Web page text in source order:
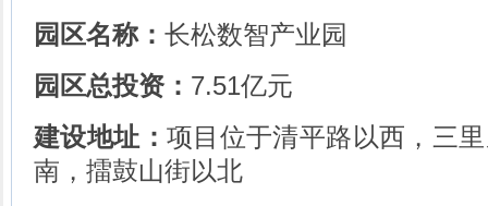
园区名称： 长松数智产业园
园区总投资： 7.51亿元
建设地址： 项目位于清平路以西，三
南，擂鼓山街以北